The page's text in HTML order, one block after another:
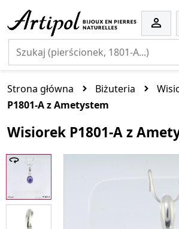
Strona główna Biżuteria
P1801-A z Ametystem
Wisiorek P1801-A z